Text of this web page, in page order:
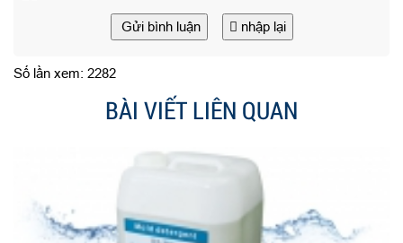
Gửi bình luận nhập lại
Số lần xem: 2282
BÀI VIẾT LIÊN QUAN